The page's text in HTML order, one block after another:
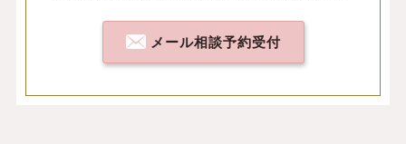
メール相談予約受付